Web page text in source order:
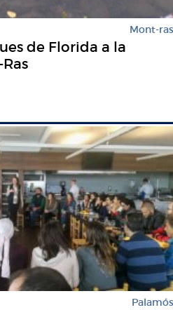
Mont-ras
de Florida a la
Palamós